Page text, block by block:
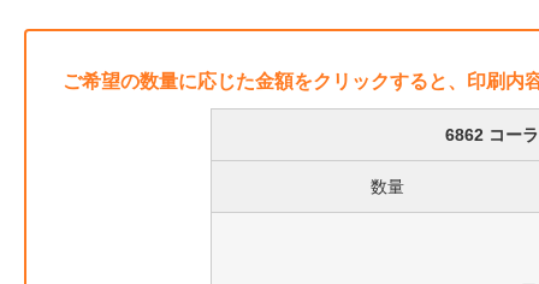
ご希望の数量に応じた金額をクリックすると、印刷内
6862 コー
数量